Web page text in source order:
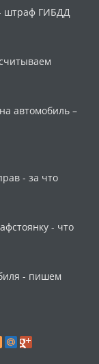
штраф ГИБДД
автомобиль –
- за что
- что
- пишем